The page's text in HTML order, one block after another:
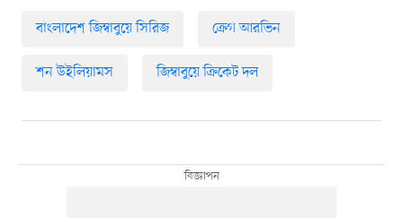
বাংলাদেশ জিম্বাবুয়ে সিরিজ ক্রেগ আরভিন
শন উইলিয়ামস জিম্বাবুয়ে ক্রিকেট দল